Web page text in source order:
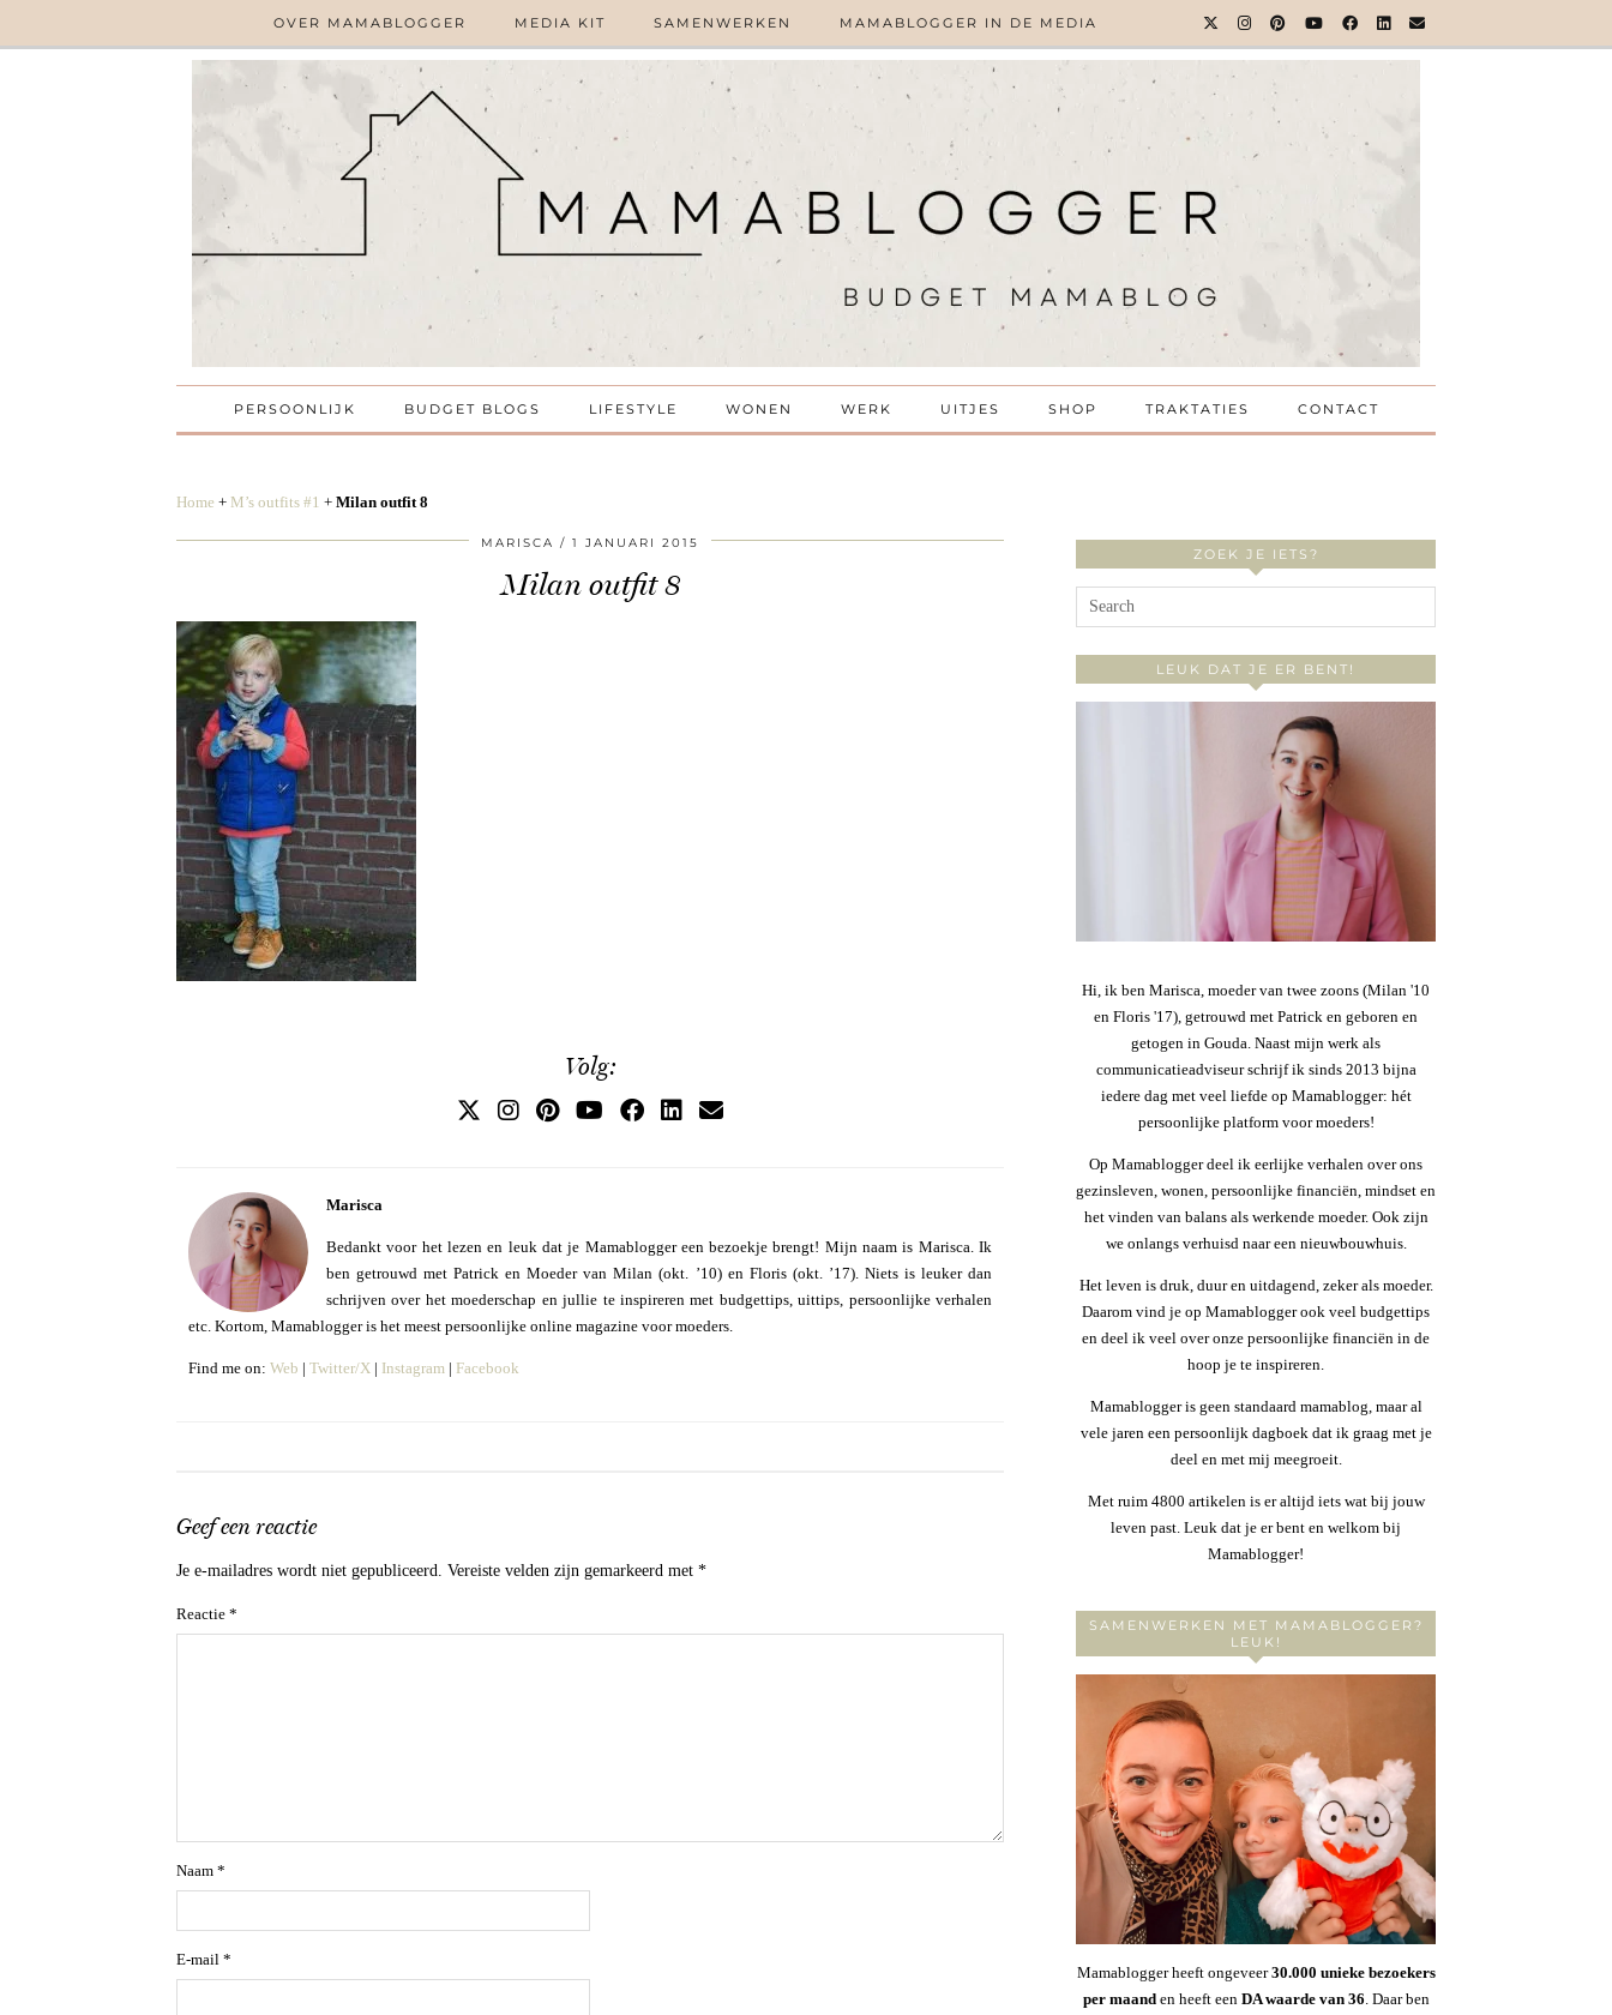
OVER MAMABLOGGER MEDIA KIT SAMENWERKEN MAMABLOGGER IN DE MEDIA
PERSOONLIJK BUDGET BLOGS LIFESTYLE WONEN WERK UITJES SHOP TRAKTATIES CONTACT
Home + M’s outfits #1 + Milan outfit 8
MARISCA 1 JANUARI 2015
Milan outfit 8
Volg:
Marisca
Bedankt voor het lezen en leuk dat je Mamablogger een bezoekje brengt! Mijn naam is Marisca. Ik
ben getrouwd met Patrick en Moeder van Milan (okt. ’10) en Floris (okt. ’17). Niets is leuker dan
schrijven over het moederschap en jullie te inspireren met budgettips, uittips, persoonlijke verhalen
etc. Kortom, Mamablogger is het meest persoonlijke online magazine voor moeders.
Find me on: Web | Twitter/X | Instagram | Facebook
Geef een reactie
Je e-mailadres wordt niet gepubliceerd. Vereiste velden zijn gemarkeerd met *
Reactie *
Naam *
E-mail *
ZOEK JE IETS?
LEUK DAT JE ER BENT!
Hi, ik ben Marisca, moeder van twee zoons (Milan '10
en Floris '17), getrouwd met Patrick en geboren en
getogen in Gouda. Naast mijn werk als
communicatieadviseur schrijf ik sinds 2013 bijna
iedere dag met veel liefde op Mamablogger: hét
persoonlijke platform voor moeders!
Op Mamablogger deel ik eerlijke verhalen over ons
gezinsleven, wonen, persoonlijke financiën, mindset en
het vinden van balans als werkende moeder. Ook zijn
we onlangs verhuisd naar een nieuwbouwhuis.
Het leven is druk, duur en uitdagend, zeker als moeder.
Daarom vind je op Mamablogger ook veel budgettips
en deel ik veel over onze persoonlijke financiën in de
hoop je te inspireren.
Mamablogger is geen standaard mamablog, maar al
vele jaren een persoonlijk dagboek dat ik graag met je
deel en met mij meegroeit.
Met ruim 4800 artikelen is er altijd iets wat bij jouw
leven past. Leuk dat je er bent en welkom bij
Mamablogger!
SAMENWERKEN MET MAMABLOGGER?
LEUK!
Mamablogger heeft ongeveer30.000 unieke bezoekers
per maanden heeft een DA waarde van 36. Daar ben